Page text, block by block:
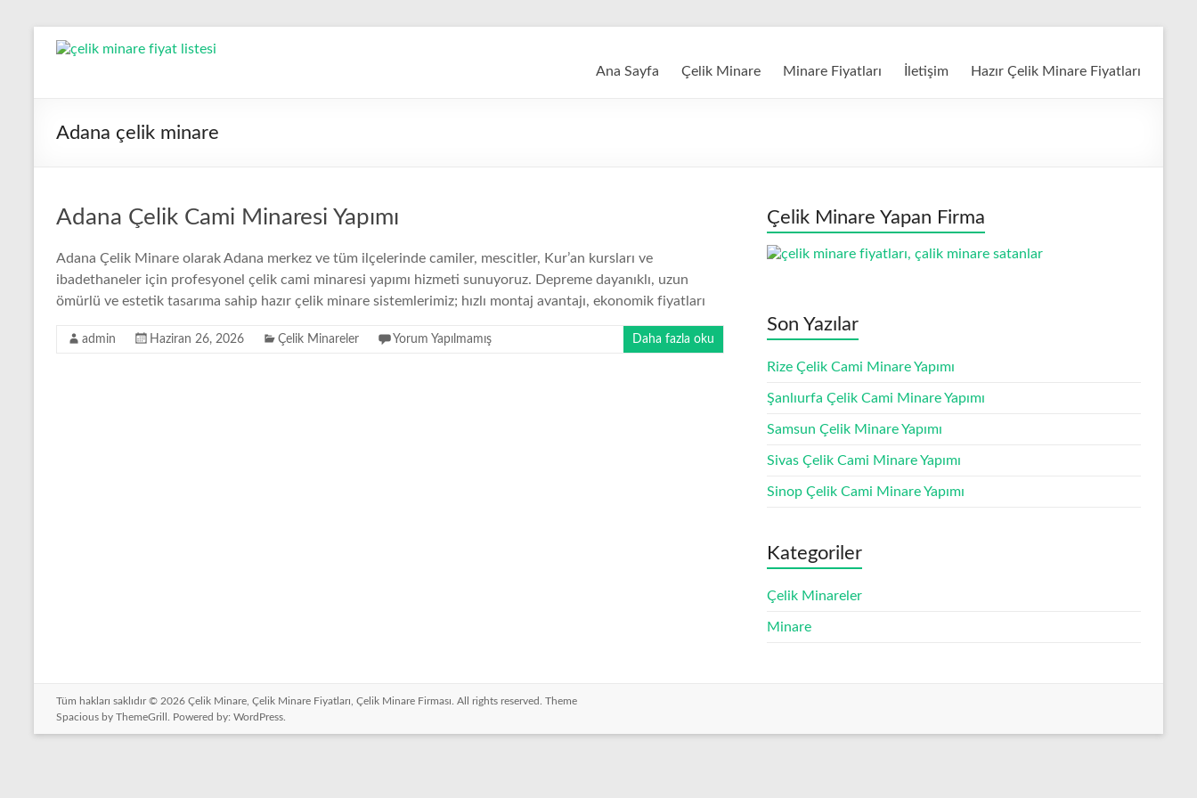
Çelik
Çelik
Fiyatları,
Çelik
Minare
Firması
Çelik
Ana Sayfa Çelik Minare Minare Fiyatları İletişim Hazır Çelik Minare Fiyatları
Adana çelik minare
Adana Çelik Cami Minaresi Yapımı
Adana Çelik Minare olarak Adana merkez ve tüm ilçelerinde camiler, mescitler, Kur’an kursları ve
ibadethaneler için profesyonel çelik cami minaresi yapımı hizmeti sunuyoruz. Depreme dayanıklı, uzun
ömürlü ve estetik tasarıma sahip hazır çelik minare sistemlerimiz; hızlı montaj avantajı, ekonomik fiyatları
admin Haziran 26, 2026 Çelik Minareler Yorum Yapılmamış Daha fazla oku
Çelik Minare Yapan Firma
Son Yazılar
Rize Çelik Cami Minare Yapımı
Şanlıurfa Çelik Cami Minare Yapımı
Samsun Çelik Minare Yapımı
Sivas Çelik Cami Minare Yapımı
Sinop Çelik Cami Minare Yapımı
Kategoriler
Çelik Minareler
Minare
Tüm hakları saklıdır © 2026 Çelik Minare, Çelik Minare Fiyatları, Çelik Minare Firması . All rights reserved. Theme
Spacious by ThemeGrill. Powered by: WordPress